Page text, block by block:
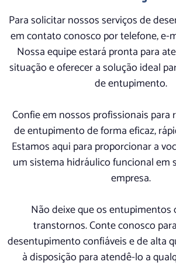
Para solicitar nossos serviços de
em contato conosco por telefone, e-
Nossa equipe estará pronta para
situação e oferecer a solução ideal
de entupimento.
Confie em nossos profissionais para
de entupimento de forma eficaz,
Estamos aqui para proporcionar a
um sistema hidráulico funcional em
empresa.
Não deixe que os entupimentos
transtornos. Conte conosco
desentupimento confiáveis e de alta
à disposição para atendê-lo a